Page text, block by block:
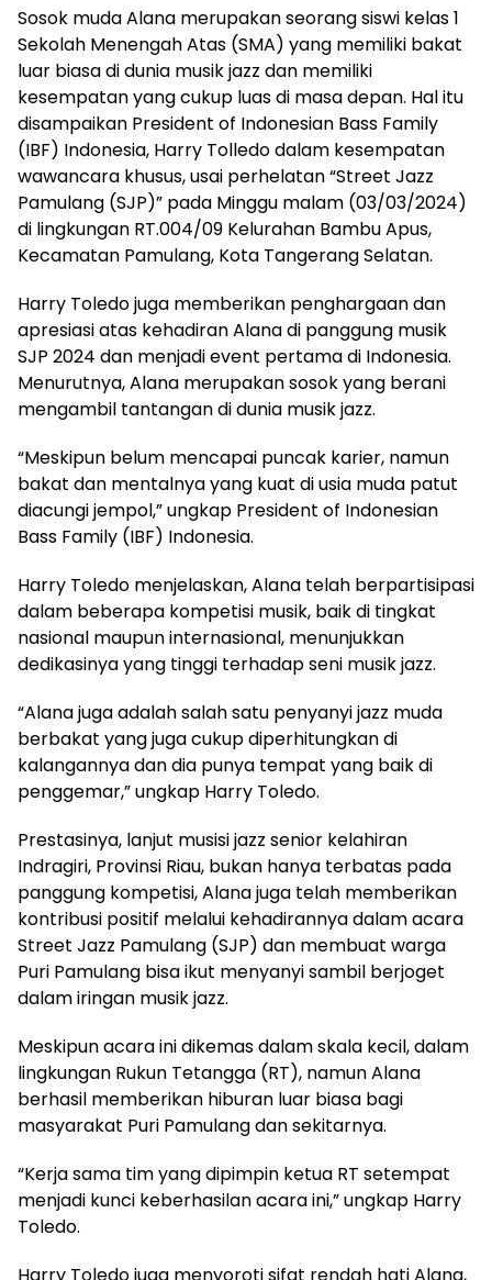
Sosok muda Alana merupakan seorang siswi kelas 1
Sekolah Menengah Atas (SMA) yang memiliki bakat
luar biasa di dunia musik jazz dan memiliki
kesempatan yang cukup luas di masa depan. Hal itu
disampaikan President of Indonesian Bass Family
(IBF) Indonesia, Harry Tolledo dalam kesempatan
wawancara khusus, usai perhelatan “Street Jazz
Pamulang (SJP)” pada Minggu malam (03/03/2024)
di lingkungan RT.004/09 Kelurahan Bambu Apus,
Kecamatan Pamulang, Kota Tangerang Selatan.
Harry Toledo juga memberikan penghargaan dan
apresiasi atas kehadiran Alana di panggung musik
SJP 2024 dan menjadi event pertama di Indonesia.
Menurutnya, Alana merupakan sosok yang berani
mengambil tantangan di dunia musik jazz.
“Meskipun belum mencapai puncak karier, namun
bakat dan mentalnya yang kuat di usia muda patut
diacungi jempol,” ungkap President of Indonesian
Bass Family (IBF) Indonesia.
Harry Toledo menjelaskan, Alana telah berpartisipasi
dalam beberapa kompetisi musik, baik di tingkat
nasional maupun internasional, menunjukkan
dedikasinya yang tinggi terhadap seni musik jazz.
“Alana juga adalah salah satu penyanyi jazz muda
berbakat yang juga cukup diperhitungkan di
kalangannya dan dia punya tempat yang baik di
penggemar,” ungkap Harry Toledo.
Prestasinya, lanjut musisi jazz senior kelahiran
Indragiri, Provinsi Riau, bukan hanya terbatas pada
panggung kompetisi, Alana juga telah memberikan
kontribusi positif melalui kehadirannya dalam acara
Street Jazz Pamulang (SJP) dan membuat warga
Puri Pamulang bisa ikut menyanyi sambil berjoget
dalam iringan musik jazz.
Meskipun acara ini dikemas dalam skala kecil, dalam
lingkungan Rukun Tetangga (RT), namun Alana
berhasil memberikan hiburan luar biasa bagi
masyarakat Puri Pamulang dan sekitarnya.
“Kerja sama tim yang dipimpin ketua RT setempat
menjadi kunci keberhasilan acara ini,” ungkap Harry
Toledo.